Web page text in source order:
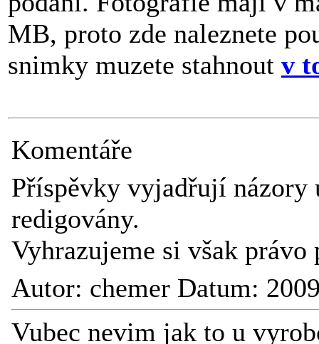
MB, proto zde naleznete
snimky muzete stahnout v
Komentáře
Příspěvky vyjadřují názory
redigovány.
Vyhrazujeme si však
Autor: chemer Datum:
Vubec nevim jak to u